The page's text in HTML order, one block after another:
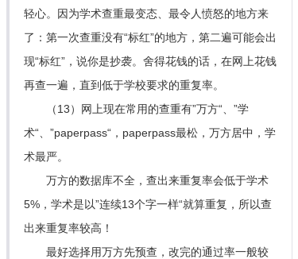
轻心。因为学术查重最变态、最令人愤怒的地方来
了：第一次查重没有“标红”的地方，第二遍可能会出
现“标红”，说你是抄袭。舍得花钱的话，在网上花钱
再查一遍，直到低于学校要求的重复率。
（13）网上现在常用的查重有”万方“、”学
术“、”paperpass“，paperpass最松，万方居中，学
术最严。
万方的数据库不全，查出来重复率会低于学术
5%，学术是以”连续13个字一样“就算重复，所以查
出来重复率较高！
最好选择用万方先预查，改完的通过率一般较